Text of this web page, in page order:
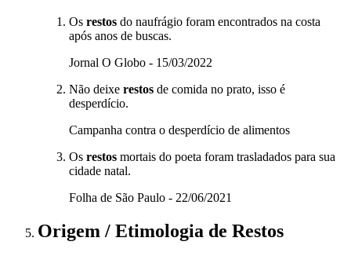
Os restos do naufrágio foram encontrados na costa
após anos de buscas.
Jornal O Globo - 15/03/2022
Não deixe restos de comida no prato, isso é
desperdício.
Campanha contra o desperdício de alimentos
Os restos mortais do poeta foram trasladados para sua
cidade natal.
Folha de São Paulo - 22/06/2021
Origem / Etimologia de Restos